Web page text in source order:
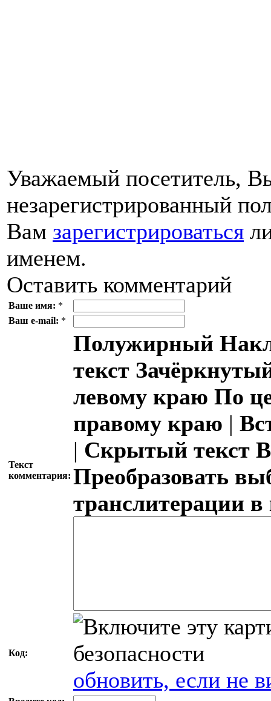
Уважаемый посетитель,
незарегистрированный
Вам зарегистрироваться
именем.
Оставить комментарий
Ваше имя: *
Ваш e-mail: *
Текст
комментария:
Полужирный
текст
левому краю По
правому краю |
| Скрытый текст
Преобразовать
транслитерации
Код:
обновить, если не